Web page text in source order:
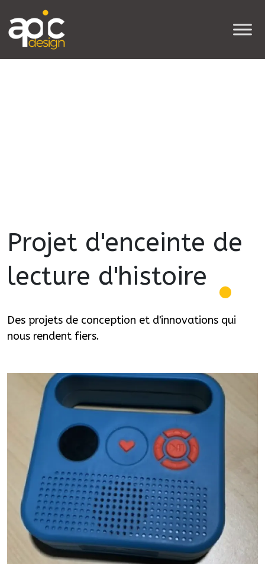
Projet d'enceinte de
lecture d'histoire
Des projets de conception et d'innovations qui
nous rendent fiers.